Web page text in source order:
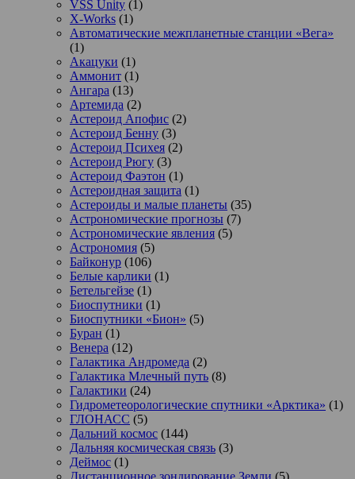
VSS Unity (1)
X-Works (1)
Автоматические межпланетные станции «Вега»
(1)
Акацуки (1)
Аммонит (1)
Ангара (13)
Артемида (2)
Астероид Апофис (2)
Астероид Бенну (3)
Астероид Психея (2)
Астероид Рюгу (3)
Астероид Фаэтон (1)
Астероидная защита (1)
Астероиды и малые планеты (35)
Астрономические прогнозы (7)
Астрономические явления (5)
Астрономия (5)
Байконур (106)
Белые карлики (1)
Бетельгейзе (1)
Биоспутники (1)
Биоспутники «Бион» (5)
Буран (1)
Венера (12)
Галактика Андромеда (2)
Галактика Млечный путь (8)
Галактики (24)
Гидрометеорологические спутники «Арктика» (1)
ГЛОНАСС (5)
Дальний космос (144)
Дальняя космическая связь (3)
Деймос (1)
Дистанционное зондирование Земли (5)